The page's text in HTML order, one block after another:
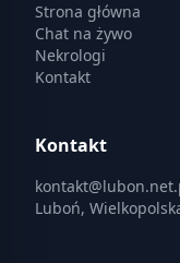
Strona główna
Chat na żywo
Nekrologi
Kontakt
Kontakt
Luboń,